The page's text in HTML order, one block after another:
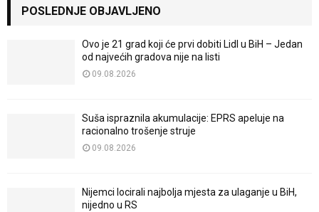
POSLEDNJE OBJAVLJENO
Ovo je 21 grad koji će prvi dobiti Lidl u BiH – Jedan
od najvećih gradova nije na listi
09.08.2026
Suša ispraznila akumulacije: EPRS apeluje na
racionalno trošenje struje
09.08.2026
Nijemci locirali najbolja mjesta za ulaganje u BiH,
nijedno u RS